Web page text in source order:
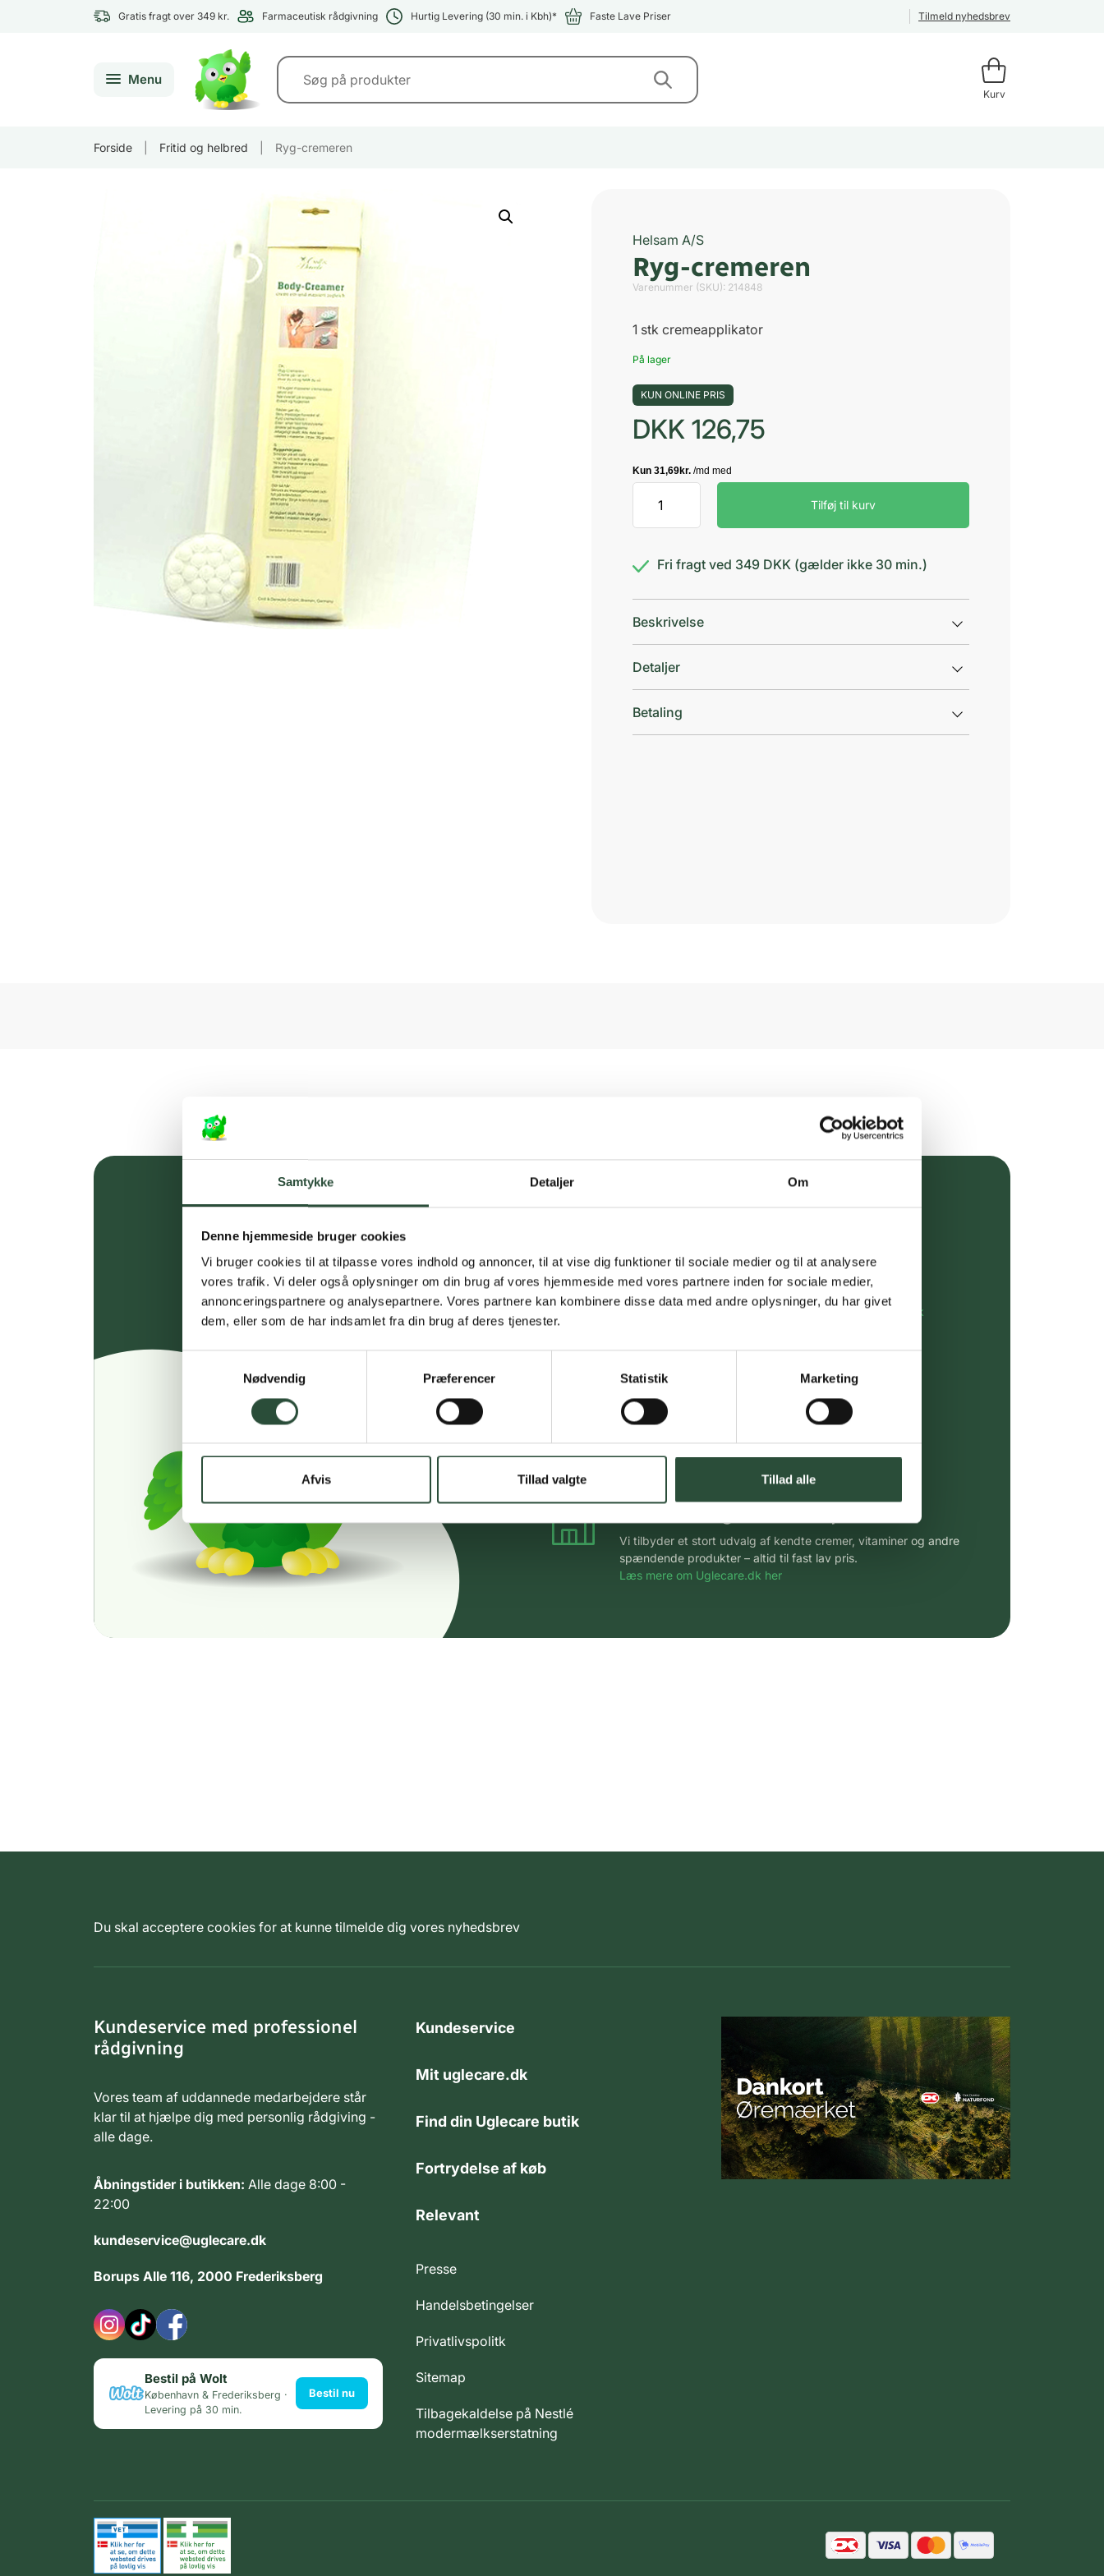
Samtykke Detaljer Om
Denne hjemmeside bruger cookies
Vi bruger cookies til at tilpasse vores indhold og annoncer, til at vise dig funktioner til sociale medier og til at analysere
vores trafik. Vi deler også oplysninger om din brug af vores hjemmeside med vores partnere inden for sociale medier,
annonceringspartnere og analysepartnere. Vores partnere kan kombinere disse data med andre oplysninger, du har givet
dem, eller som de har indsamlet fra din brug af deres tjenester.
Nødvendig
Præferencer Statistik Marketing
Afvis Tillad valgte Tillad alle
Gratis fragt over 349 kr. Farmaceutisk rådgivning Hurtig Levering (30 min. i Kbh)* Faste Lave Priser Tilmeld nyhedsbrev
Menu
Kurv
Forside Fritid og helbred Ryg-cremeren
Helsam A/S
Ryg-cremeren
Varenummer (SKU): 214848
1 stk cremeapplikator
På lager
KUN ONLINE PRIS
DKK 126,75
cremeren
antal
Tilføj til kurv
Fri fragt ved 349 DKK (gælder ikke 30 min.)
Beskrivelse
Detaljer
Betaling
Gratis fragt over 349 kr.
Personlig rådgivning
Få hjælp til din webordre på: kundeservice@uglecare.dk
Hurtigt leveringen via GLS, og DAO
Faste lave priser*
Stort udvalg af kendte produkter
Vi tilbyder et stort udvalg af kendte cremer, vitaminer og andre
spændende produkter – altid til fast lav pris.
Læs mere om Uglecare.dk her
Du skal acceptere cookies for at kunne tilmelde dig vores nyhedsbrev
Kundeservice med professionel
rådgivning
Vores team af uddannede medarbejdere står
klar til at hjælpe dig med personlig rådgiving -
alle dage.
Åbningstider i butikken: Alle dage 8:00 -
22:00
kundeservice@uglecare.dk
Borups Alle 116, 2000 Frederiksberg
Bestil på Wolt
København & Frederiksberg ·
Levering på 30 min.
Bestil nu
Kundeservice
Mit uglecare.dk
Find din Uglecare butik
Fortrydelse af køb
Relevant
Presse
Handelsbetingelser
Privatlivspolitk
Sitemap
Tilbagekaldelse på Nestlé
modermælkserstatning